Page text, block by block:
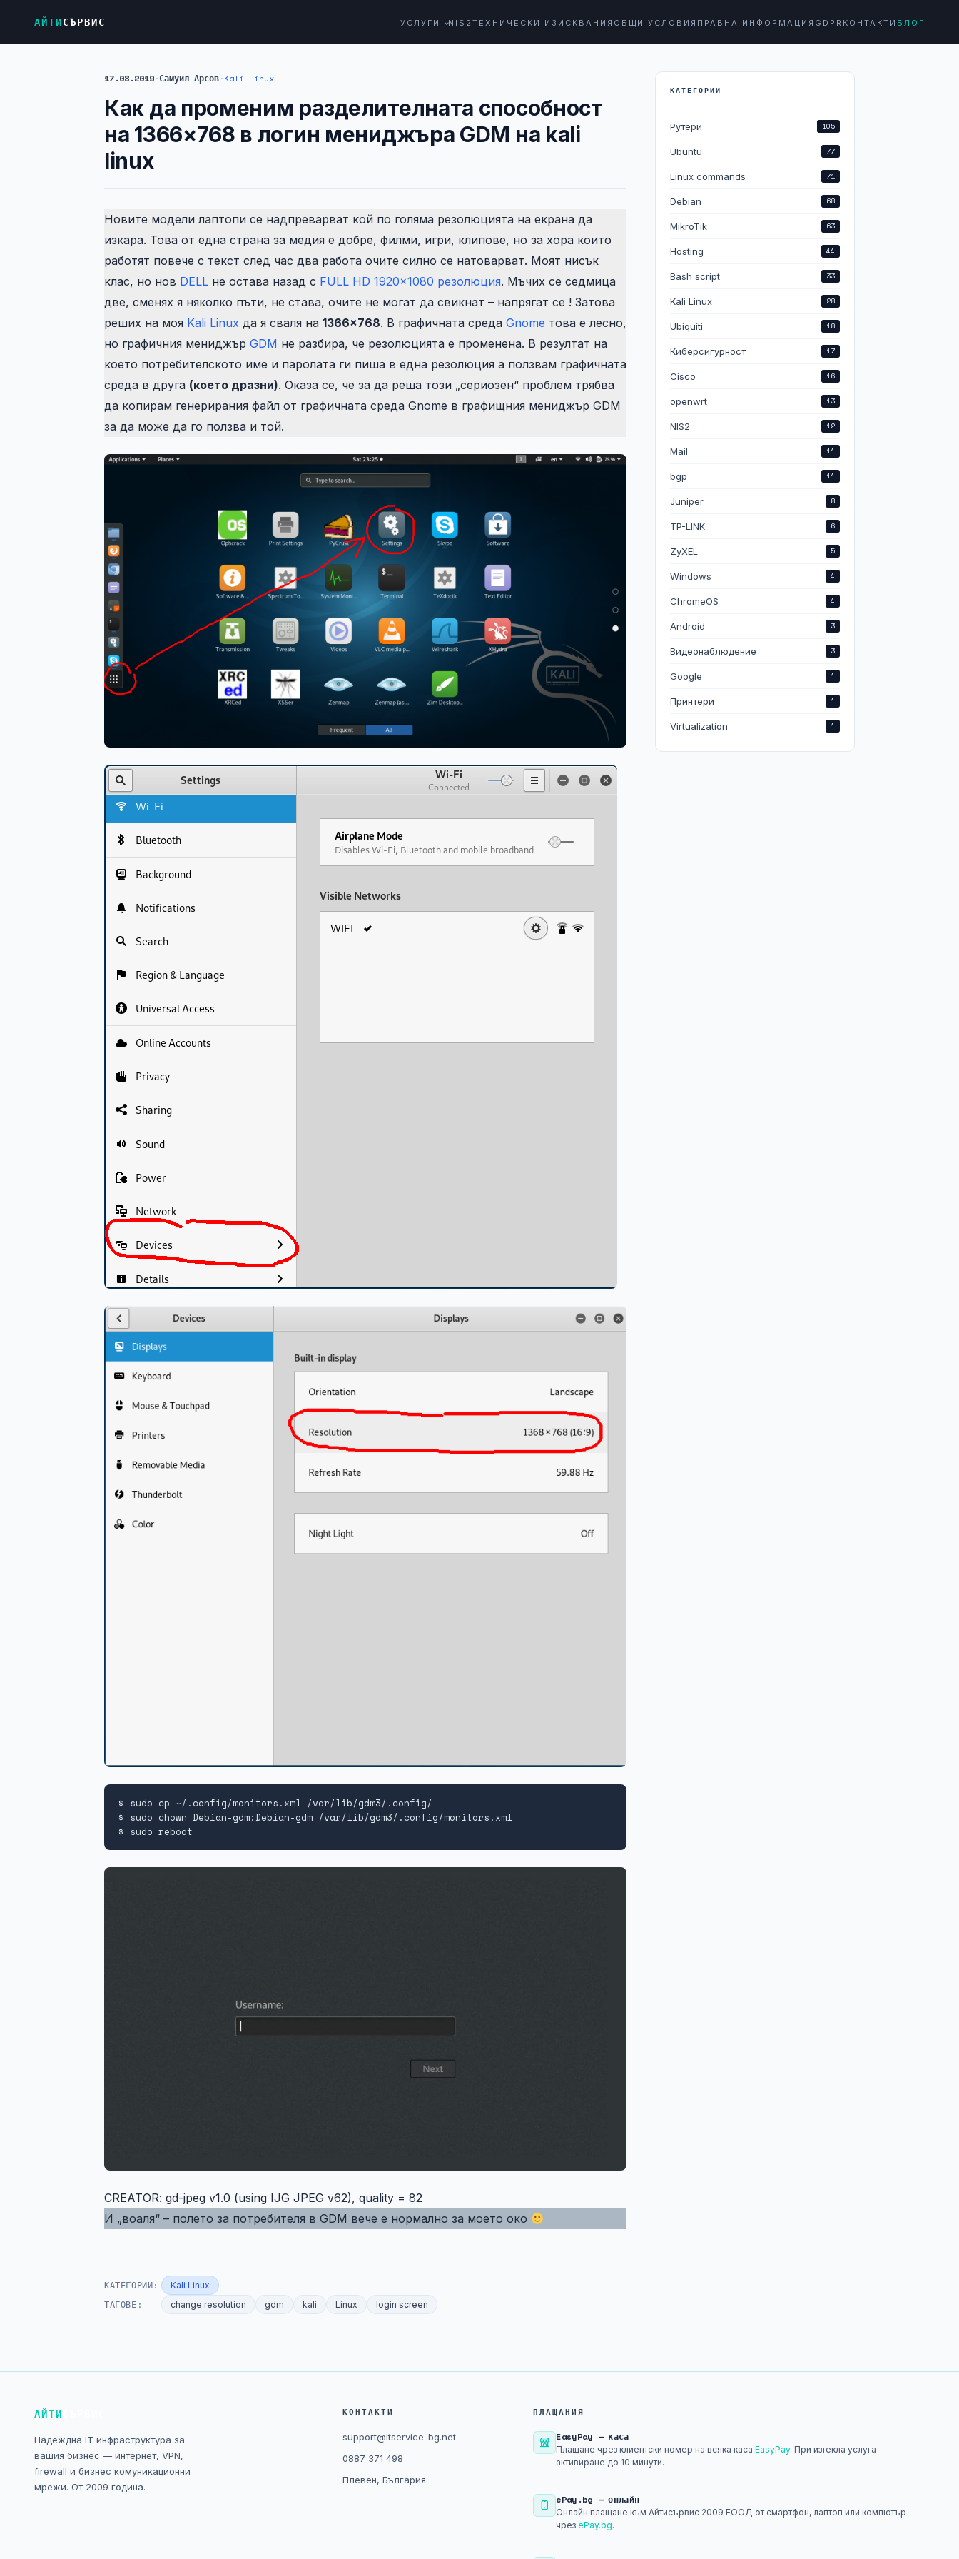
АЙТИСЪРВИС УСЛУГИ NIS2 ТЕХНИЧЕСКИ ИЗИСКВАНИЯ ОБЩИ УСЛОВИЯ ПРАВНА ИНФОРМАЦИЯ GDPR КОНТАКТИ БЛОГ
17.08.2019·Самуил Арсов·Kali Linux
Как да променим разделителната способност
на 1366×768 в логин мениджъра GDM на kali
linux
Новите модели лаптопи се надпреварват кой по голяма резолюцията на екрана да
изкара. Това от една страна за медия е добре, филми, игри, клипове, но за хора които
работят повече с текст след час два работа очите силно се натоварват. Моят нисък
клас, но нов DELL не остава назад с FULL HD 1920×1080 резолюция. Мъчих се седмица
две, сменях я няколко пъти, не става, очите не могат да свикнат – напрягат се ! Затова
реших на моя Kali Linux да я сваля на 1366×768. В графичната среда Gnome това е лесно,
но графичния мениджър GDM не разбира, че резолюцията е променена. В резултат на
което потребителското име и паролата ги пиша в една резолюция а ползвам графичната
среда в друга (което дразни). Оказа се, че за да реша този „сериозен“ проблем трябва
да копирам генерирания файл от графичната среда Gnome в графищния мениджър GDM
за да може да го ползва и той.
$ sudo cp ~/.config/monitors.xml /var/lib/gdm3/.config/
$ sudo chown Debian-gdm:Debian-gdm /var/lib/gdm3/.config/monitors.xml
$ sudo reboot
CREATOR: gd-jpeg v1.0 (using IJG JPEG v62), quality = 82
И „воаля“ – полето за потребителя в GDM вече е нормално за моето око
КАТЕГОРИИ: Kali Linux
ТАГОВЕ: change resolution gdm kali Linux login screen
КАТЕГОРИИ
Рутери 105
Ubuntu 77
Linux commands 71
Debian 68
MikroTik 63
Hosting 44
Bash script 33
Kali Linux 28
Ubiquiti 18
Киберсигурност 17
Cisco 16
openwrt 13
NIS2 12
Mail 11
bgp 11
Juniper 8
TP-LINK 6
ZyXEL 5
Windows 4
ChromeOS 4
Android 3
Видеонаблюдение 3
Google 1
Принтери 1
Virtualization 1
АЙТИ
Надеждна IT инфраструктура за
вашия бизнес — интернет, VPN,
firewall и бизнес комуникационни
мрежи. От 2009 година.
КОНТАКТИ
support@itservice-bg.net
0887 371 498
Плевен, България
ПЛАЩАНИЯ
EasyPay — каса
Плащане чрез клиентски номер на всяка касаEasyPay. При изтекла услуга —
активиране до 10 минути.
ePay.bg — онлайн
Онлайн плащане към Айтисървис 2009 ЕООД от смартфон, лаптоп или компютър
чрезePay.bg.